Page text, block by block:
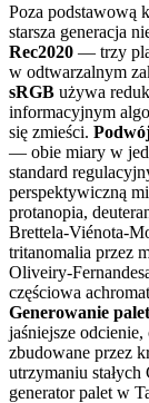
Poza podstawową
starsza generacja
Rec2020 — trzy
w odtwarzalnym
sRGB używa
informacyjnym
się zmieści.
— obie miary w
standard
perspektywiczną
protanopia,
Brettela-Viénota-
tritanomalia przez
Oliveiry-
częściowa
Generowanie
jaśniejsze
zbudowane przez
utrzymaniu
generator palet w